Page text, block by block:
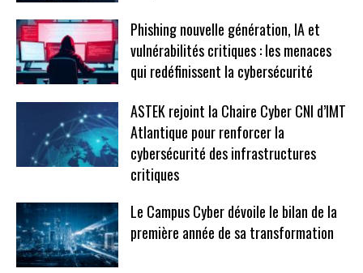
Phishing nouvelle génération, IA et
vulnérabilités critiques : les menaces
qui redéfinissent la cybersécurité
ASTEK rejoint la Chaire Cyber CNI d’IMT
Atlantique pour renforcer la
cybersécurité des infrastructures
critiques
Le Campus Cyber dévoile le bilan de la
première année de sa transformation